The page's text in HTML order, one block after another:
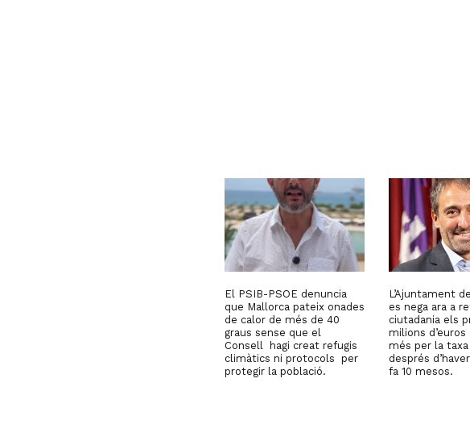
El PSIB-PSOE denuncia
que Mallorca pateix onades
de calor de més de 40
graus sense que el
Consell hagi creat refugis
climàtics ni protocols per
protegir la població.
L’Ajuntament
es nega ara a
ciutadania els
milions
més per la
després
fa 10 mesos.